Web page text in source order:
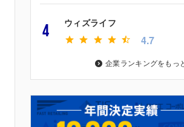
4 ウィズライフ
4.7
企業ランキングをもっ